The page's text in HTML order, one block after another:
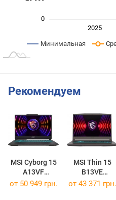
0
2025
Минимальная
Рекомендуем
MSI Cyborg 15
A13VF
[A13VF-1608XRO]
MSI Thin 15
B13VE
[B13VE-
от 50 949 грн. от 43 371 грн.